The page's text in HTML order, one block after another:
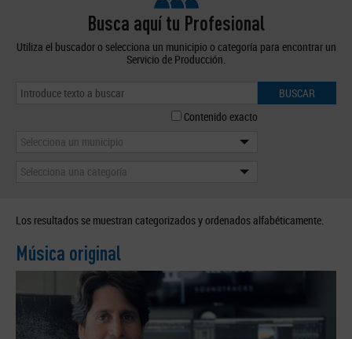
Busca aquí tu Profesional
Utiliza el buscador o selecciona un municipio o categoría para encontrar un
Servicio de Producción.
BUSCAR
Contenido exacto
Selecciona un municipio
Selecciona una categoría
Los resultados se muestran categorizados y ordenados alfabéticamente.
Música original